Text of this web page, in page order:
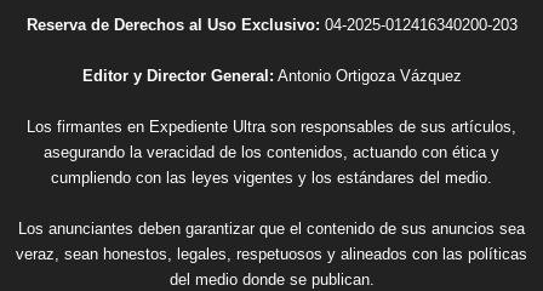
Reserva de Derechos al Uso Exclusivo: 04-2025-012416340200-203
Editor y Director General: Antonio Ortigoza Vázquez
Los firmantes en Expediente Ultra son responsables de sus artículos,
asegurando la veracidad de los contenidos, actuando con ética y
cumpliendo con las leyes vigentes y los estándares del medio.
Los anunciantes deben garantizar que el contenido de sus anuncios sea
veraz, sean honestos, legales, respetuosos y alineados con las políticas
del medio donde se publican.